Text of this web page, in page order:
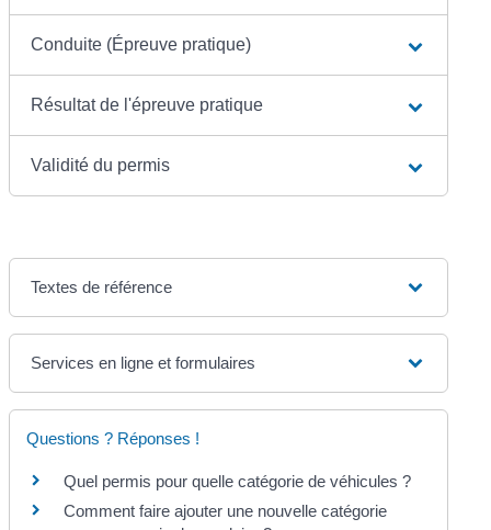
Conduite (Épreuve pratique)
Résultat de l'épreuve pratique
Validité du permis
Textes de référence
Services en ligne et formulaires
Questions ? Réponses !
Quel permis pour quelle catégorie de véhicules ?
Comment faire ajouter une nouvelle catégorie